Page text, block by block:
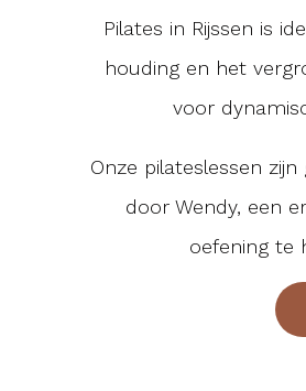
Pilates in Rijssen is
houding en het
voor
Onze pilateslessen
door Wendy, een
oefening te